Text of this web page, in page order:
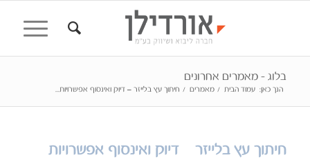
בלוג - מאמרים אחרונים
הנך כאן: עמוד הבית / מאמרים / חיתוך עץ בלייזר – דיוק ואינסוף אפשרויות...
חיתוך עץ בלייזר – דיוק ואינסוף אפשרויות